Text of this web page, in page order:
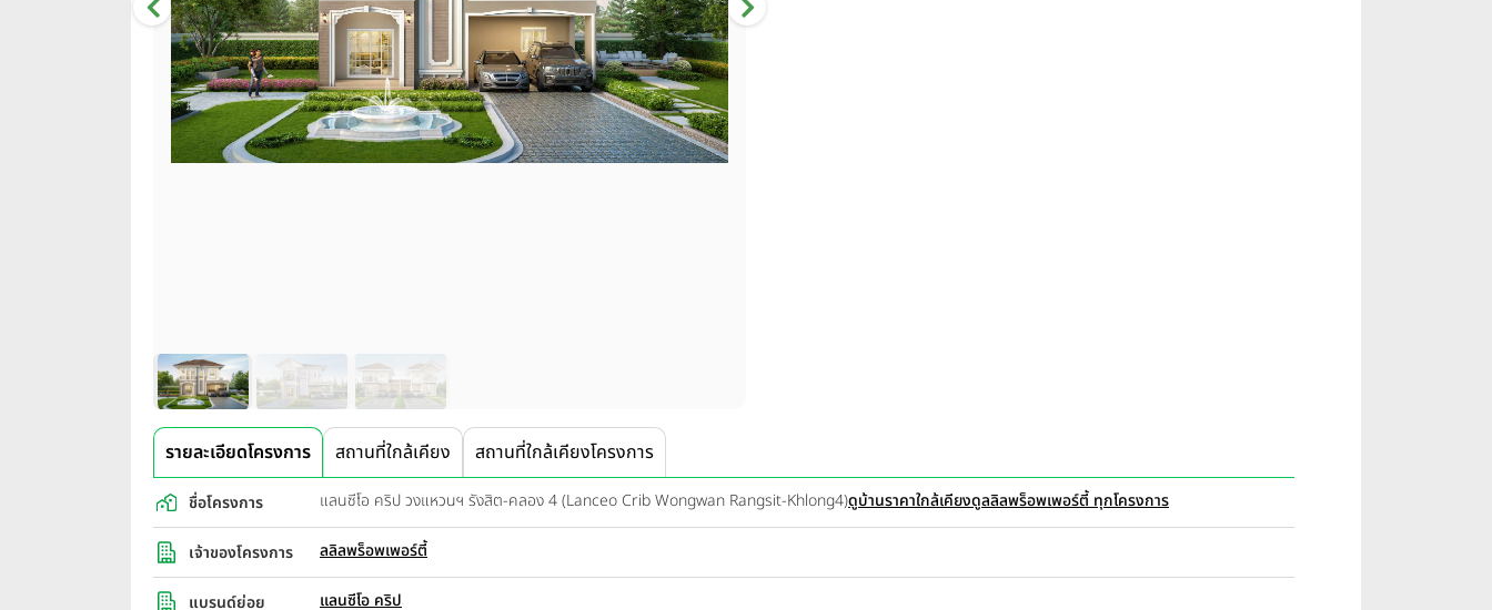
รายละเอียดโครงการ สถานที่ใกล้เคียง สถานที่ใกล้เคียงโครงการ
ชื่อโครงการ แลนซีโอ คริป วงแหวนฯ รังสิต-คลอง 4 (Lanceo Crib Wongwan Rangsit-Khlong4)ดูบ้านราคาใกล้เคียงดูลลิลพร็อพเพอร์ตี้ ทุกโครงการ
เจ้าของโครงการ ลลิลพร็อพเพอร์ตี้
แบรนด์ย่อย แลนซีโอ คริป